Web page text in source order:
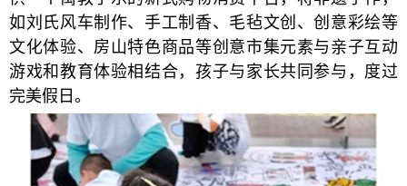
如刘氏风车制作、手工制香、毛毡文创、创意彩绘等
文化体验、房山特色商品等创意市集元素与亲子互动
游戏和教育体验相结合，孩子与家长共同参与，度过
完美假日。